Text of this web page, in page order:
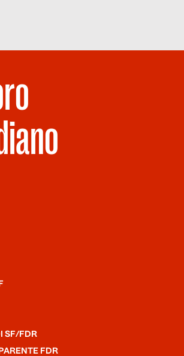
di Politica economica alla Sapienza:
SF/FDR
FDR